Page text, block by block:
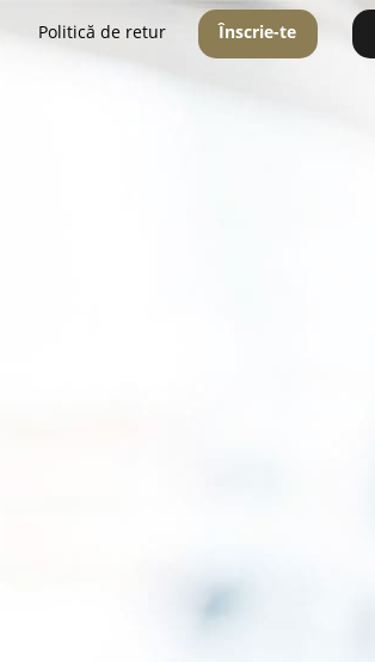
Politică de retur Înscrie-te